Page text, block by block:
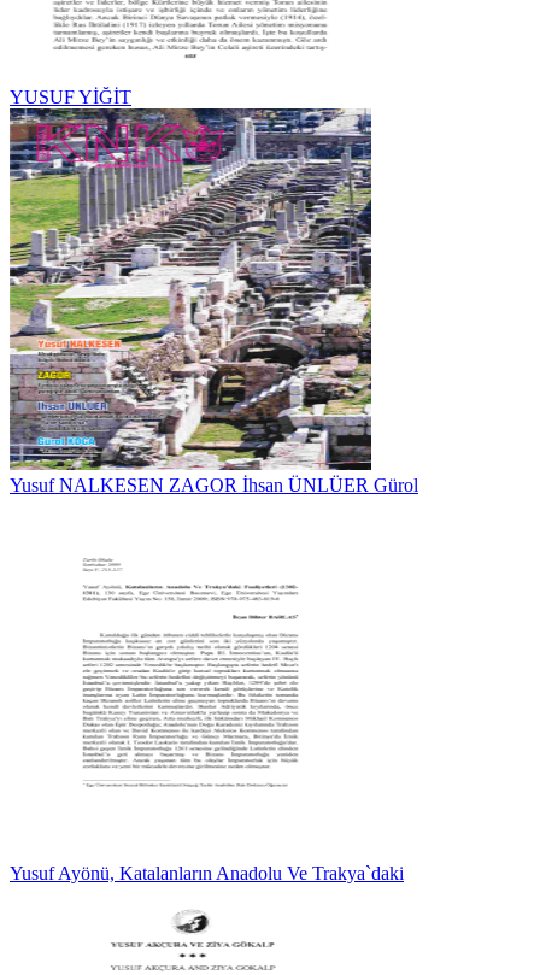
YUSUF YİĞİT
Yusuf NALKESEN ZAGOR İhsan ÜNLÜER Gürol
Yusuf Ayönü, Katalanların Anadolu Ve Trakya`daki